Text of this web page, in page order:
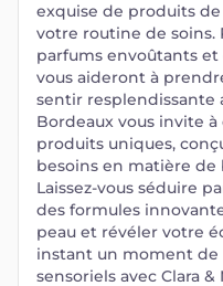
exquise de produits
votre routine de soins.
parfums envoûtants
vous aideront à
sentir resplendissante
Bordeaux vous invite
produits uniques,
besoins en matière
Laissez-vous séduire
des formules
peau et révéler votre
instant un moment
sensoriels avec Clara